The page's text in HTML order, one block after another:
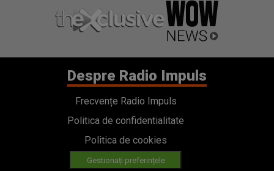
Despre Radio Impuls
Frecvențe Radio Impuls
Politica de confidentialitate
Politica de cookies
Gestionați preferințele